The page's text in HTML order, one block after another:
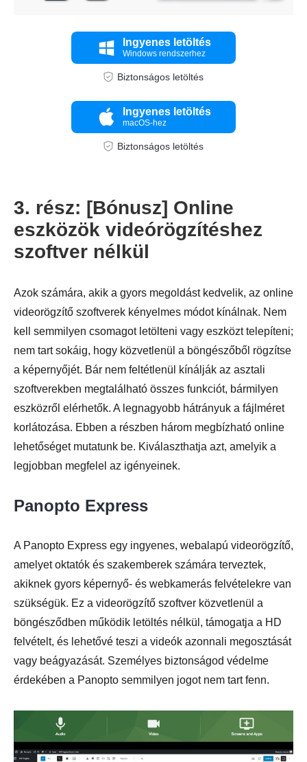
Ingyenes letöltés
Windows rendszerhez
Biztonságos letöltés
Ingyenes letöltés
macOS-hez
Biztonságos letöltés
3. rész: [Bónusz] Online
eszközök videórögzítéshez
szoftver nélkül
Azok számára, akik a gyors megoldást kedvelik, az online
videorögzítő szoftverek kényelmes módot kínálnak. Nem
kell semmilyen csomagot letölteni vagy eszközt telepíteni;
nem tart sokáig, hogy közvetlenül a böngészőből rögzítse
a képernyőjét. Bár nem feltétlenül kínálják az asztali
szoftverekben megtalálható összes funkciót, bármilyen
eszközről elérhetők. A legnagyobb hátrányuk a fájlméret
korlátozása. Ebben a részben három megbízható online
lehetőséget mutatunk be. Kiválaszthatja azt, amelyik a
legjobban megfelel az igényeinek.
Panopto Express
A Panopto Express egy ingyenes, webalapú videorögzítő,
amelyet oktatók és szakemberek számára terveztek,
akiknek gyors képernyő- és webkamerás felvételekre van
szükségük. Ez a videorögzítő szoftver közvetlenül a
böngésződben működik letöltés nélkül, támogatja a HD
felvételt, és lehetővé teszi a videók azonnali megosztását
vagy beágyazását. Személyes biztonságod védelme
érdekében a Panopto semmilyen jogot nem tart fenn.